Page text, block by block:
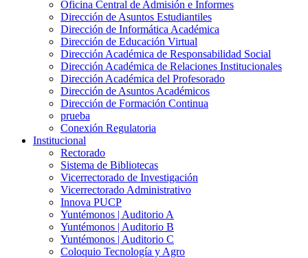
Oficina Central de Admisión e Informes
Dirección de Asuntos Estudiantiles
Dirección de Informática Académica
Dirección de Educación Virtual
Dirección Académica de Responsabilidad Social
Dirección Académica de Relaciones Institucionales
Dirección Académica del Profesorado
Dirección de Asuntos Académicos
Dirección de Formación Continua
prueba
Conexión Regulatoria
Institucional
Rectorado
Sistema de Bibliotecas
Vicerrectorado de Investigación
Vicerrectorado Administrativo
Innova PUCP
Yuntémonos | Auditorio A
Yuntémonos | Auditorio B
Yuntémonos | Auditorio C
Coloquio Tecnología y Agro